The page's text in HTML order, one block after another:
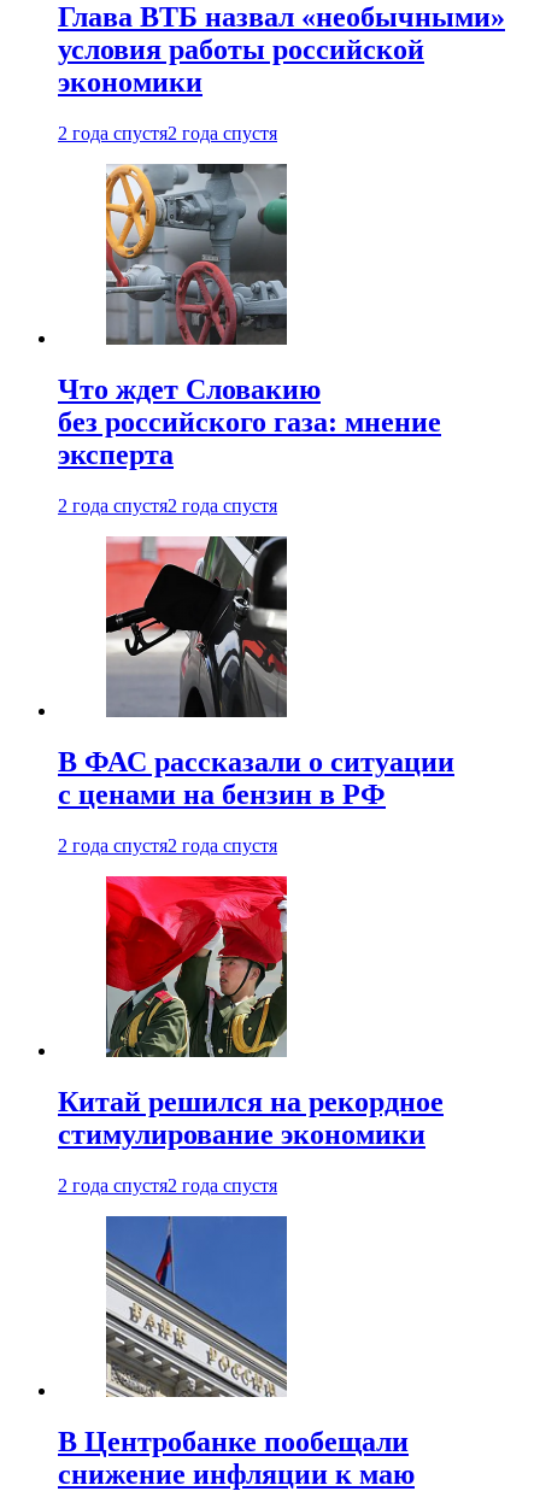
Глава ВТБ назвал «необычными»
условия работы российской
экономики
2 года спустя2 года спустя
Что ждет Словакию
без российского газа: мнение
эксперта
2 года спустя2 года спустя
В ФАС рассказали о ситуации
с ценами на бензин в РФ
2 года спустя2 года спустя
Китай решился на рекордное
стимулирование экономики
2 года спустя2 года спустя
В Центробанке пообещали
снижение инфляции к маю